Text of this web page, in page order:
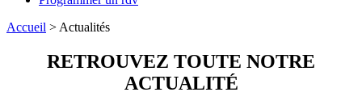
Accueil > Actualités
RETROUVEZ TOUTE NOTRE
ACTUALITÉ